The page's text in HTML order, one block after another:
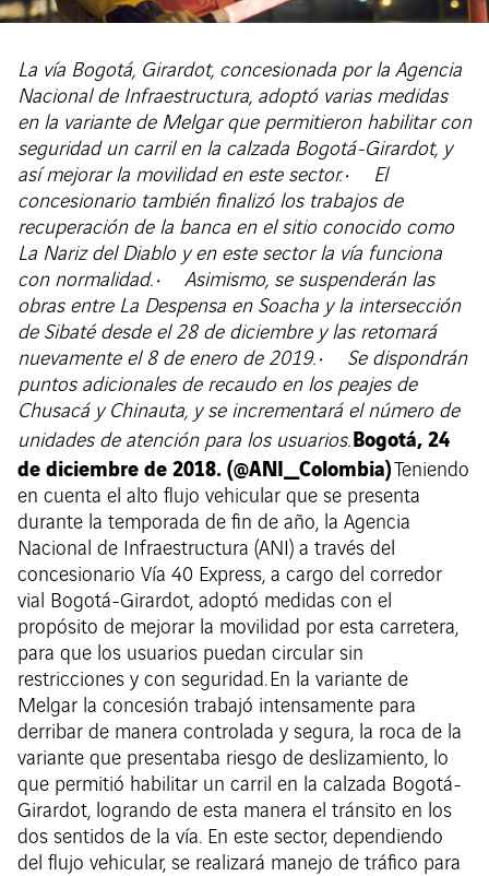
La vía Bogotá, Girardot, concesionada por la Agencia
Nacional de Infraestructura, adoptó varias medidas
en la variante de Melgar que permitieron habilitar con
seguridad un carril en la calzada Bogotá-Girardot, y
así mejorar la movilidad en este sector.• El
concesionario también finalizó los trabajos de
recuperación de la banca en el sitio conocido como
La Nariz del Diablo y en este sector la vía funciona
con normalidad. • Asimismo, se suspenderán las
obras entre La Despensa en Soacha y la intersección
de Sibaté desde el 28 de diciembre y las retomará
nuevamente el 8 de enero de 2019. • Se dispondrán
puntos adicionales de recaudo en los peajes de
Chusacá y Chinauta, y se incrementará el número de
unidades de atención para los usuarios.Bogotá, 24
de diciembre de 2018. (@ANI_Colombia) Teniendo
en cuenta el alto flujo vehicular que se presenta
durante la temporada de fin de año, la Agencia
Nacional de Infraestructura (ANI) a través del
concesionario Vía 40 Express, a cargo del corredor
vial Bogotá-Girardot, adoptó medidas con el
propósito de mejorar la movilidad por esta carretera,
para que los usuarios puedan circular sin
restricciones y con seguridad. En la variante de
Melgar la concesión trabajó intensamente para
derribar de manera controlada y segura, la roca de la
variante que presentaba riesgo de deslizamiento, lo
que permitió habilitar un carril en la calzada Bogotá-
Girardot, logrando de esta manera el tránsito en los
dos sentidos de la vía. En este sector, dependiendo
del flujo vehicular, se realizará manejo de tráfico para